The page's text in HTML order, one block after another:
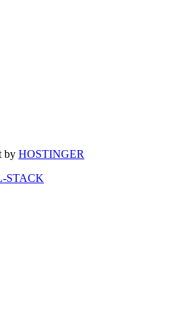
by HOSTINGER
STACK